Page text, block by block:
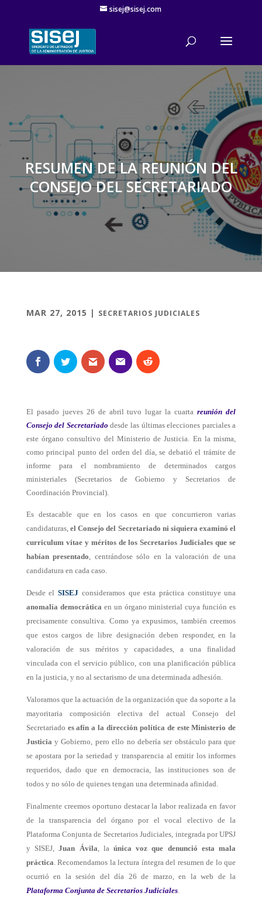
sisej@sisej.com
'
RESUMEN DE LA REUNIÓN DEL
CONSEJO DEL SECRETARIADO
MAR 27, 2015 | SECRETARIOS JUDICIALES
El pasado jueves 26 de abril tuvo lugar la cuartareunión del
Consejo del Secretariado desde las últimas elecciones parciales a
este órgano consultivo del Ministerio de Justicia. En la misma,
como principal punto del orden del día, se debatió el trámite de
informe para el nombramiento de determinados cargos
ministeriales (Secretarios de Gobierno y Secretarios de
Coordinación Provincial).
Es destacable que en los casos en que concurrieron varias
candidaturas, el Consejo del Secretariado ni siquiera examinó el
curriculum vitae y méritos de los Secretarios Judiciales que se
habían presentado, centrándose sólo en la valoración de una
candidatura en cada caso.
Desde elSISEJ consideramos que esta práctica constituye una
anomalía democrática en un órgano ministerial cuya función es
precisamente consultiva. Como ya expusimos, también creemos
que estos cargos de libre designación deben responder, en la
valoración de sus méritos y capacidades, a una finalidad
vinculada con el servicio público, con una planificación pública
en la justicia, y no al sectarismo de una determinada adhesión.
Valoramos quela actuación de la organización que da soporte a la
mayoritaria composición electiva del actual Consejo del
Secretariado es afín a la dirección política de este Ministerio de
Justicia y Gobierno, pero ello no debería ser obstáculo para que
se apostara por la seriedad y transparencia al emitir los informes
requeridos, dado que en democracia, las instituciones son de
todos y no sólo de quienes tengan una determinada afinidad.
Finalmente creemos oportuno destacar la labor realizada en favor
de la transparencia del órgano por el vocal electivo de la
Plataforma Conjunta de Secretarios Judiciales, integrada por UPSJ
y SISEJ,Juan Ávila, laúnica voz que denunció esta mala
práctica. Recomendamos la lectura íntegra del resumen de lo que
ocurrió en la sesión del día 26 de marzo, en la web de la
Plataforma Conjunta de Secretarios Judiciales.